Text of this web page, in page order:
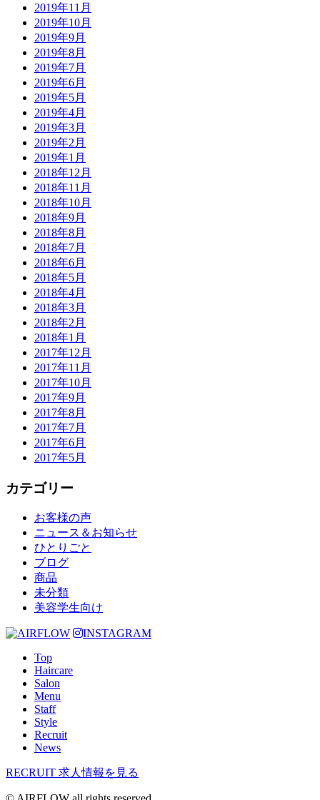
2019年11月
2019年10月
2019年9月
2019年8月
2019年7月
2019年6月
2019年5月
2019年4月
2019年3月
2019年2月
2019年1月
2018年12月
2018年11月
2018年10月
2018年9月
2018年8月
2018年7月
2018年6月
2018年5月
2018年4月
2018年3月
2018年2月
2018年1月
2017年12月
2017年11月
2017年10月
2017年9月
2017年8月
2017年7月
2017年6月
2017年5月
カテゴリー
お客様の声
ニュース＆お知らせ
ひとりごと
ブログ
商品
未分類
美容学生向け
INSTAGRAM
Top
Haircare
Salon
Menu
Staff
Style
Recruit
News
RECRUIT 求人情報を見る